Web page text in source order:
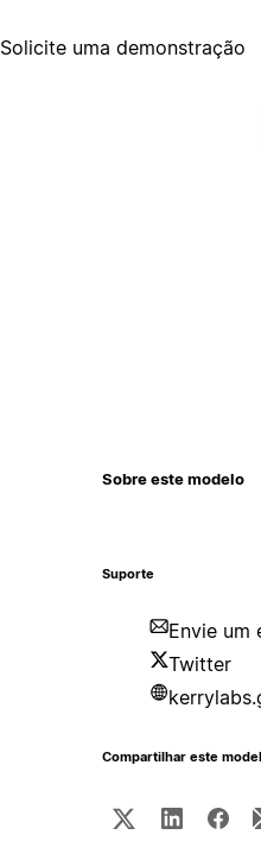
Solicite uma demonstração
Sobre este modelo
Suporte
Envie um
Twitter
Compartilhar este